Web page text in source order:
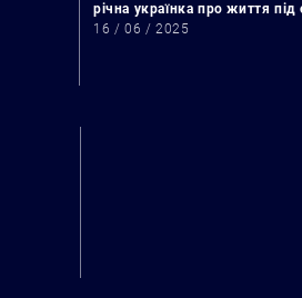
річна українка про життя під
16 / 06 / 2025